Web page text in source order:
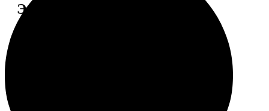
Этапы работы